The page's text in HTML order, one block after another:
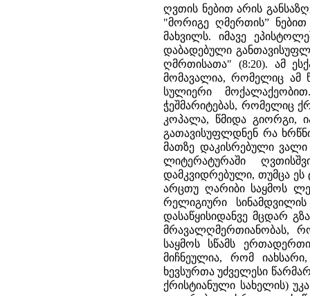
ღვთის ნებით არის
"მორიგე ღმერთის” ნებით
მახვილს. იმავე
დაბადებული
ღმრთისათა" (8:20). ამ
მომავალია, რომელიც ამ
სულიერი
ჭეშმარიტებას, რომელიც
კოპალა, წმიდა გიორგი,
გათავისუფლდნენ რა
მათზე დაკისრებული ვალი
ლიტერატურაში
დამკვიდრებული, თუმცა
არცთუ ღარიბი საყმოს
რელიგიური
დასაწყისიდანვე მცდარ
მრავალღმერთიანობას,
საყმოს სწამს
მიჩნეულია, რომ
ხევსურთა უძველესი
ქრისტიანული სახელის)